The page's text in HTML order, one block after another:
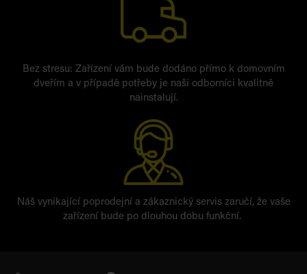
Bez stresu: Zařízení vám bude dodáno přímo k domovním
dveřím a v případě potřeby je naši odborníci kvalitně
nainstalují.
Náš vynikající poprodejní a zákaznický servis zaručí, že vaše
zařízení bude po dlouhou dobu funkční.